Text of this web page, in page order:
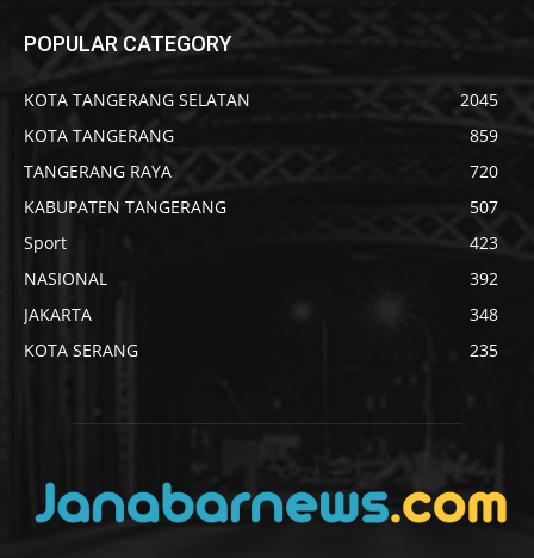
POPULAR CATEGORY
KOTA TANGERANG SELATAN
2045
KOTA TANGERANG
859
TANGERANG RAYA
720
KABUPATEN TANGERANG
507
Sport
423
NASIONAL
392
JAKARTA
348
KOTA SERANG
235